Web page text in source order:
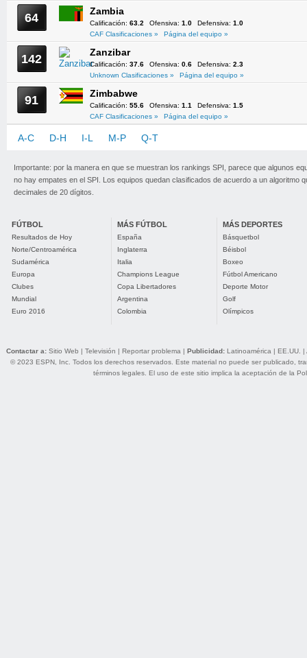
64 Zambia
Calificación: 63.2 Ofensiva: 1.0 Defensiva: 1.0
CAF Clasificaciones »
Página del equipo »
142 Zanzibar
Calificación: 37.6 Ofensiva: 0.6 Defensiva: 2.3
Unknown Clasificaciones »
Página del equipo »
91 Zimbabwe
Calificación: 55.6 Ofensiva: 1.1 Defensiva: 1.5
CAF Clasificaciones »
Página del equipo »
A-C D-H I-L M-P Q-T
Importante: por la manera en que se muestran los rankings SPI, parece que algunos
no hay empates en el SPI. Los equipos quedan clasificados de acuerdo a un algoritmo
decimales de 20 dígitos.
FÚTBOL
Resultados de Hoy
Norte/Centroamérica
Sudamérica
Europa
Clubes
Mundial
Euro 2016
MÁS FÚTBOL
España
Inglaterra
Italia
Champions League
Copa Libertadores
Argentina
Colombia
MÁS DEPORTES
Básquetbol
Béisbol
Boxeo
Fútbol Americano
Deporte Motor
Golf
Olímpicos
Contactar a: Sitio Web | Televisión | Reportar problema | Publicidad: Latinoamérica | EE.UU. |
© 2023 ESPN, Inc. Todos los derechos reservados. Este material no puede ser publicado,
términos legales. El uso de este sitio implica la aceptación de la